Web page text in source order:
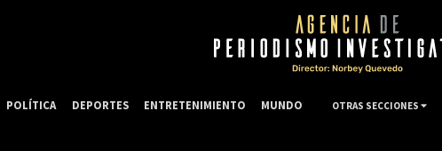
POLÍTICA DEPORTES ENTRETENIMIENTO MUNDO OTRAS SECCIONES